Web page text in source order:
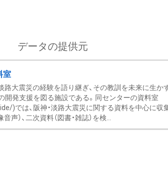
データの提供元
室
路大震災の経験を語り継ぎ、その教訓を未来に生か
開発支援を図る施設である。同センターの資料室
)では、阪神・淡路大震災に関する資料を中心に収
声）、二次資料（図書・雑誌）を検...